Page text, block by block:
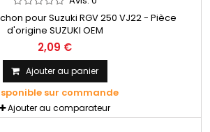
pour Suzuki RGV 250 VJ22 - Pièce
d'origine SUZUKI OEM
2,09 €
Ajouter au panier
sur commande
Ajouter au comparateur